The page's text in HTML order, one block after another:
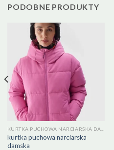
PODOBNE PRODUKTY
kurtka puchowa narciarska
damska